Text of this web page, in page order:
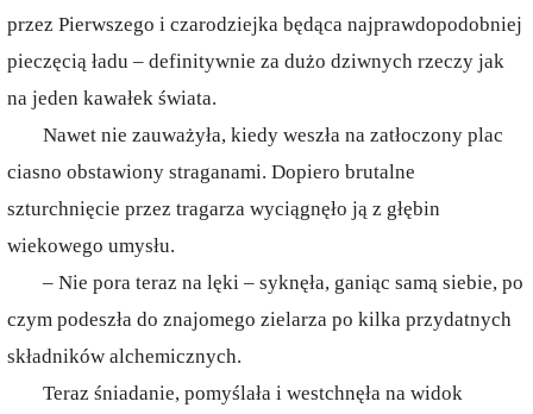
przez Pierwszego i czarodziejka będąca najprawdopodobniej
pieczęcią ładu – definitywnie za dużo dziwnych rzeczy jak
na jeden kawałek świata.
Nawet nie zauważyła, kiedy weszła na zatłoczony plac
ciasno obstawiony straganami. Dopiero brutalne
szturchnięcie przez tragarza wyciągnęło ją z głębin
wiekowego umysłu.
– Nie pora teraz na lęki – syknęła, ganiąc samą siebie, po
czym podeszła do znajomego zielarza po kilka przydatnych
składników alchemicznych.
Teraz śniadanie, pomyślała i westchnęła na widok